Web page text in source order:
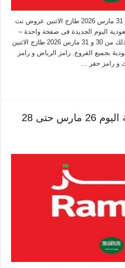
عروض رامز السعودية اليوم 30 و 31 مارس 2026 طازج الاثنين عروض نت
اليوم الجديدة فى صفحة واحدة –
عروض رامز السعودية 2026 – و ذلك من 30 و 31 مارس 2026 طازج الاثنين
بجميع الفروع. رامز الرياض و رامز
و رامز حفر …
عروض رامز السعودية اليوم 26 مارس حتى 28